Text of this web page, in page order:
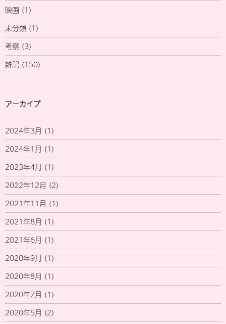
映画 (1)
未分類 (1)
考察 (3)
雑記 (150)
アーカイブ
2024年3月 (1)
2024年1月 (1)
2023年4月 (1)
2022年12月 (2)
2021年11月 (1)
2021年8月 (1)
2021年6月 (1)
2020年9月 (1)
2020年8月 (1)
2020年7月 (1)
2020年5月 (2)